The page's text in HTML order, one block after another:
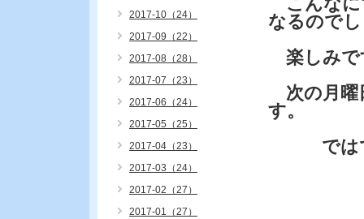
なるので
楽しみで
次の月曜
す。
では
2017-10（24）
2017-09（22）
2017-08（28）
2017-07（23）
2017-06（24）
2017-05（25）
2017-04（23）
2017-03（24）
2017-02（27）
2017-01（27）